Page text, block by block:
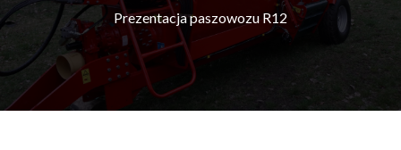
Prezentacja paszowozu R12